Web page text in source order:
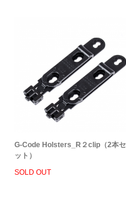
G-Code Holsters_R２clip（2本セ
ット）
SOLD OUT